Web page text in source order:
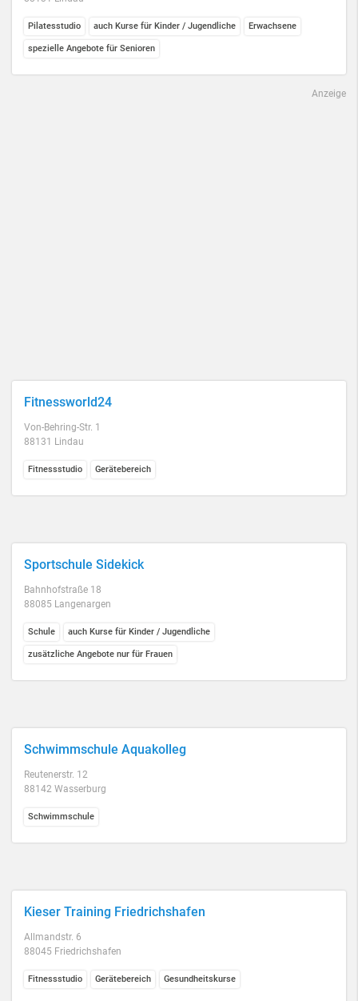
Pilatesstudio auch Kurse für Kinder / Jugendliche Erwachsene
spezielle Angebote für Senioren
Anzeige
Fitnessworld24
Von-Behring-Str. 1
88131 Lindau
Fitnessstudio Gerätebereich
Sportschule Sidekick
Bahnhofstraße 18
88085 Langenargen
Schule auch Kurse für Kinder / Jugendliche
zusätzliche Angebote nur für Frauen
Schwimmschule Aquakolleg
Reutenerstr. 12
88142 Wasserburg
Schwimmschule
Kieser Training Friedrichshafen
Allmandstr. 6
88045 Friedrichshafen
Fitnessstudio Gerätebereich Gesundheitskurse